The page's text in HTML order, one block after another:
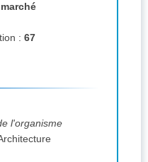
: 67
l'organisme